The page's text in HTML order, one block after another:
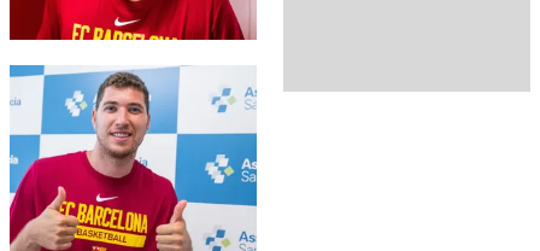
FC Barcelona club badge